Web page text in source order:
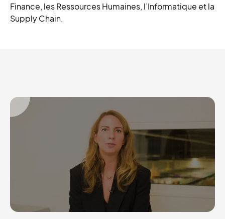
Finance, les Ressources Humaines, l’Informatique et la
Supply Chain.